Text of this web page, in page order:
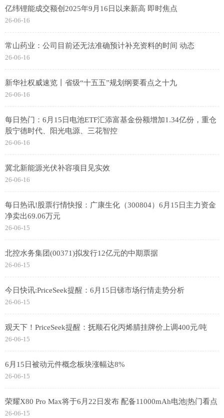
亿纬锂能成交额创2025年9月16日以来新高 即时焦点
26-06-16
常山药业：公司目前还无法准确预计补充资料的时间 动态
26-06-16
新华社权威速览丨省级“十五五”规划纲要看点之十九
26-06-16
每日热门：6月15日电池ETF汇添富基金份额增加1.34亿份，重仓
股宁德时代、阳光电源、三花智控
26-06-16
冀北新能源光伏补容项目见实效
26-06-16
每日热讯!股票行情快报：广康生化（300804）6月15日主力资金
净卖出69.06万元
26-06-15
北控水务集团(00371)拟发行12亿元的中期票据
26-06-15
今日快讯:PriceSeek提醒：6月15日锑市场行情走势分析
26-06-15
观天下！PriceSeek提醒：抚顺石化丙烯腈挂牌价上调400元/吨
26-06-15
6月15日被动元件概念板块涨幅达8%
26-06-15
荣耀X80 Pro Max将于6月22日发布 配备11000mAh电池|热门看点
26-06-15